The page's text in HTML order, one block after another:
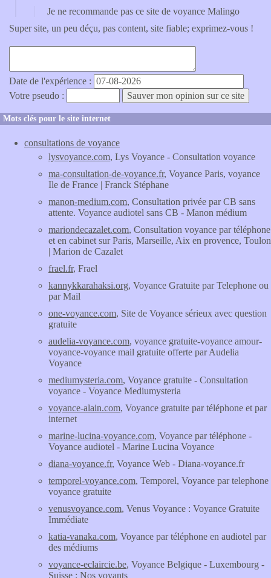
Je ne recommande pas ce site de voyance Malingo
Super site, un peu déçu, pas content, site fiable; exprimez-vous !
Date de l'expérience :
Votre pseudo :
Mots clés pour le site internet
consultations de voyance
lysvoyance.com, Lys Voyance - Consultation voyance
ma-consultation-de-voyance.fr, Voyance Paris, voyance
Ile de France | Franck Stéphane
manon-medium.com, Consultation privée par CB sans
attente. Voyance audiotel sans CB - Manon médium
mariondecazalet.com, Consultation voyance par téléphone
et en cabinet sur Paris, Marseille, Aix en provence, Toulon
| Marion de Cazalet
frael.fr, Frael
kannykkarahaksi.org, Voyance Gratuite par Telephone ou
par Mail
one-voyance.com, Site de Voyance sérieux avec question
gratuite
audelia-voyance.com, voyance gratuite-voyance amour-
voyance-voyance mail gratuite offerte par Audelia
Voyance
mediumysteria.com, Voyance gratuite - Consultation
voyance - Voyance Mediumysteria
voyance-alain.com, Voyance gratuite par téléphone et par
internet
marine-lucina-voyance.com, Voyance par téléphone -
Voyance audiotel - Marine Lucina Voyance
diana-voyance.fr, Voyance Web - Diana-voyance.fr
temporel-voyance.com, Temporel, Voyance par telephone
voyance gratuite
venusvoyance.com, Venus Voyance : Voyance Gratuite
Immédiate
katia-vanaka.com, Voyance par téléphone en audiotel par
des médiums
voyance-eclaircie.be, Voyance Belgique - Luxembourg -
Suisse : Nos voyants